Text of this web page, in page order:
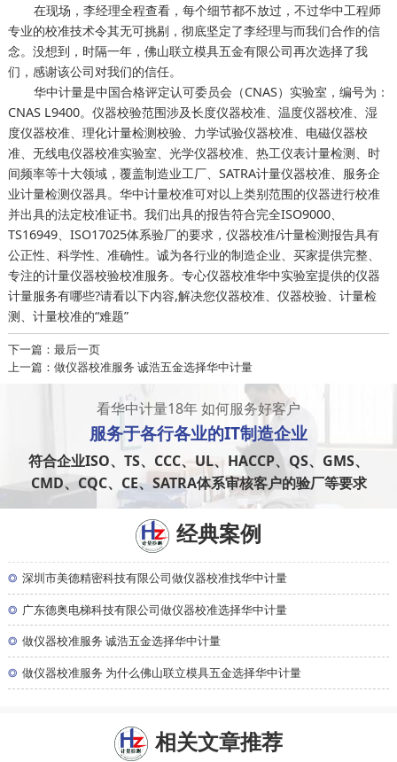
在现场，李经理全程查看，每个细节都不放过，不过华中工程师
专业的校准技术令其无可挑剔，彻底坚定了李经理与而我们合作的信
念。没想到，时隔一年，佛山联立模具五金有限公司再次选择了我
们，感谢该公司对我们的信任。
华中计量是中国合格评定认可委员会（CNAS）实验室，编号为：
CNAS L9400。仪器校验范围涉及长度仪器校准、温度仪器校准、湿
度仪器校准、理化计量检测校验、力学试验仪器校准、电磁仪器校
准、无线电仪器校准实验室、光学仪器校准、热工仪表计量检测、时
间频率等十大领域，覆盖制造业工厂、SATRA计量仪器校准、服务企
业计量检测仪器具。华中计量校准可对以上类别范围的仪器进行校准
并出具的法定校准证书。我们出具的报告符合完全ISO9000、
TS16949、ISO17025体系验厂的要求，仪器校准/计量检测报告具有
公正性、科学性、准确性。诚为各行业的制造企业、买家提供完整、
专注的计量仪器校验校准服务。专心仪器校准华中实验室提供的仪器
计量服务有哪些?请看以下内容,解决您仪器校准、仪器校验、计量检
测、计量校准的“难题”
下一篇：最后一页
上一篇：做仪器校准服务 诚浩五金选择华中计量
看华中计量18年 如何服务好客户
服务于各行各业的IT制造企业
符合企业ISO、TS、CCC、UL、HACCP、QS、GMS、
CMD、CQC、CE、SATRA体系审核客户的验厂等要求
经典案例
◎ 深圳市美德精密科技有限公司做仪器校准找华中计量
◎ 广东德奥电梯科技有限公司做仪器校准选择华中计量
◎ 做仪器校准服务 诚浩五金选择华中计量
◎ 做仪器校准服务 为什么佛山联立模具五金选择华中计量
相关文章推荐